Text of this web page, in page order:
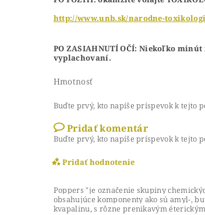
http://www.unb.sk/narodne-
PO ZASIAHNUTÍ OČÍ: Niekoľko
vyplachovaní.
Hmotnosť
Buďte prvý, kto napíše príspevok k tejto
Pridať komentár
Buďte prvý, kto napíše príspevok k tejto
Pridať hodnotenie
Poppers "je označenie skupiny
obsahujúce komponenty ako sú amyl-,
kvapalinu, s rôzne prenikavým